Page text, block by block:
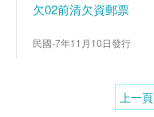
欠02前清欠資郵票
民國-7年11月10日發行
上一頁